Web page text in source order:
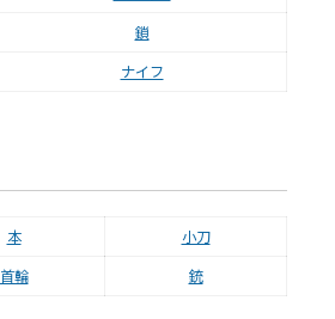
鎖
ナイフ
本 小刀
首輪 銃